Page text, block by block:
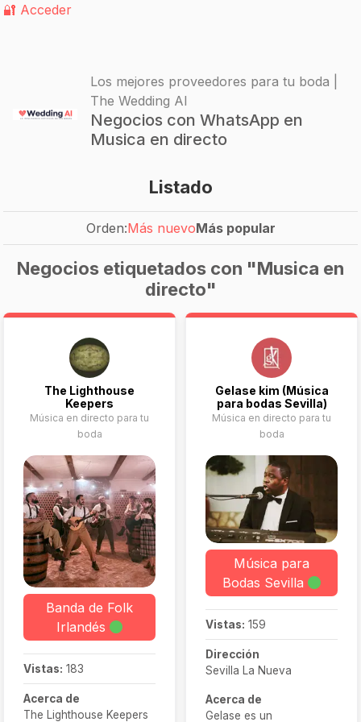
🔐 Acceder
Los mejores proveedores para tu boda |
The Wedding AI
Negocios con WhatsApp en
Musica en directo
Listado
Orden:Más nuevoMás popular
Negocios etiquetados con "Musica en
directo"
The Lighthouse
Keepers
Música en directo para tu
boda
Banda de Folk
Irlandés
Vistas: 183
Acerca de
The Lighthouse Keepers
Gelase kim (Música
para bodas Sevilla)
Música en directo para tu
boda
Música para
Bodas Sevilla
Vistas: 159
Dirección
Sevilla La Nueva
Acerca de
Gelase es un